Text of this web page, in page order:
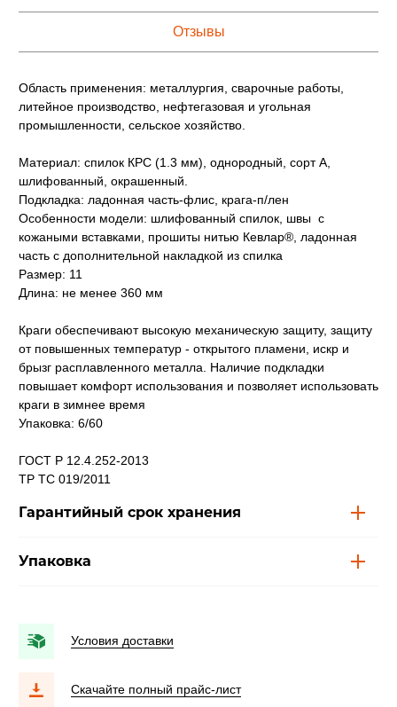
Отзывы
Область применения: металлургия, сварочные работы,
литейное производство, нефтегазовая и угольная
промышленности, сельское хозяйство.
Материал: спилок КРС (1.3 мм), однородный, сорт А,
шлифованный, окрашенный.
Подкладка: ладонная часть-флис, крага-п/лен
Особенности модели: шлифованный спилок, швы с
кожаными вставками, прошиты нитью Кевлар®, ладонная
часть с дополнительной накладкой из спилка
Размер: 11
Длина: не менее 360 мм
Краги обеспечивают высокую механическую защиту, защиту
от повышенных температур - открытого пламени, искр и
брызг расплавленного металла. Наличие подкладки
повышает комфорт использования и позволяет использовать
краги в зимнее время
Упаковка: 6/60
ГОСТ Р 12.4.252-2013
ТР ТС 019/2011
Гарантийный срок хранения
Упаковка
Условия доставки
Скачайте полный прайс-лист